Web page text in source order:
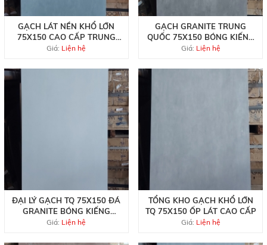
GẠCH LÁT NỀN KHỔ LỚN
75X150 CAO CẤP TRUNG
QUỐC
Giá: Liện hệ
GẠCH GRANITE TRUNG
QUỐC 75X150 BÓNG KIẾNG
CAO CẤP
Giá: Liện hệ
ĐẠI LÝ GẠCH TQ 75X150 ĐÁ
GRANITE BÓNG KIẾNG
TRẮNG TRƠN
Giá: Liện hệ
TỔNG KHO GẠCH KHỔ LỚN
TQ 75X150 ỐP LÁT CAO CẤP
Giá: Liện hệ